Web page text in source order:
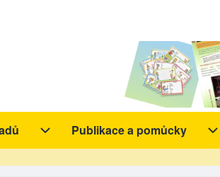
Burza nápadů sub-navigation
Publikace a pomůcky